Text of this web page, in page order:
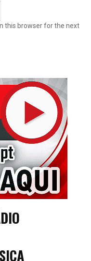
this browser for the next